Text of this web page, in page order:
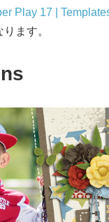
Play 17 |
ます。